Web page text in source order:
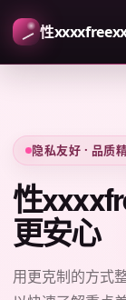
性
隐私友好 · 品质
性
更安心
用更克制的方式